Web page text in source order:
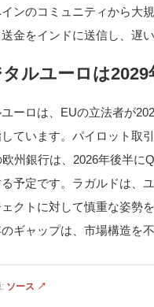
ンのコミュニティから大
金をインドに送信し、遅
ルユーロは
ーロは、EUの立法者が
ています。パイロット取
州銀行は、2026年後半に
予定です。ラガルドは、
クトに対して慎重な姿勢
ギャップは、市場構造を
ソース ↗